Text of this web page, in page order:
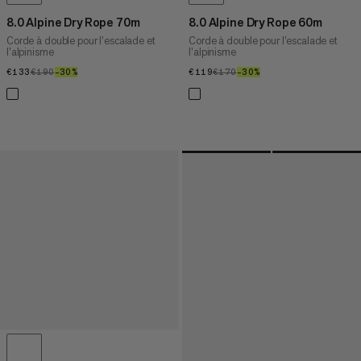
8.0 Alpine Dry Rope 70m
Corde à double pour l’escalade et
l’alpinisme
€133€133
€190€190
–30%
8.0 Alpine Dry Rope 60m
Corde à double pour l’escalade et
l’alpinisme
€119€119
€170€170
–30%